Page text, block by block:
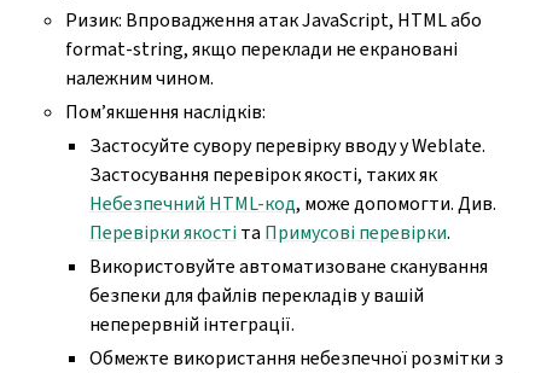
Ризик: Впровадження атак JavaScript, HTML або
format-string, якщо переклади не екрановані
належним чином.
Пом’якшення наслідків:
Застосуйте сувору перевірку вводу у Weblate.
Застосування перевірок якості, таких як
Небезпечний HTML-код, може допомогти. Див.
Перевірки якості та Примусові перевірки.
Використовуйте автоматизоване сканування
безпеки для файлів перекладів у вашій
неперервній інтеграції.
Обмежте використання небезпечної розмітки з